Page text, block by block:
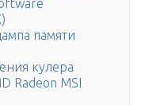
памяти
кулера
Radeon MSI